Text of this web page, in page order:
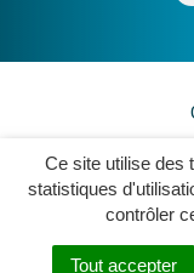
Ce site utilise des
statistiques
contrôler
Tout accepter